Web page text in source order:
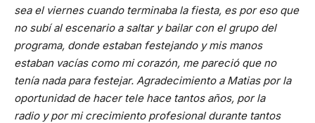
sea el viernes cuando terminaba la fiesta, es por eso que
no subí al escenario a saltar y bailar con el grupo del
programa, donde estaban festejando y mis manos
estaban vacías como mi corazón, me pareció que no
tenía nada para festejar. Agradecimiento a Matias por la
oportunidad de hacer tele hace tantos años, por la
radio y por mi crecimiento profesional durante tantos